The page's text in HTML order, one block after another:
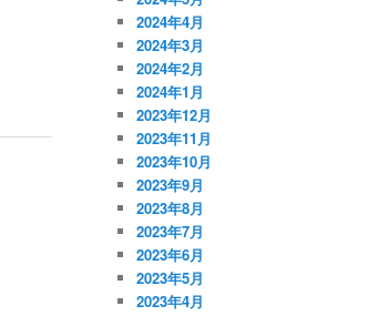
2024年4月
2024年3月
2024年2月
2024年1月
2023年12月
2023年11月
2023年10月
2023年9月
2023年8月
2023年7月
2023年6月
2023年5月
2023年4月